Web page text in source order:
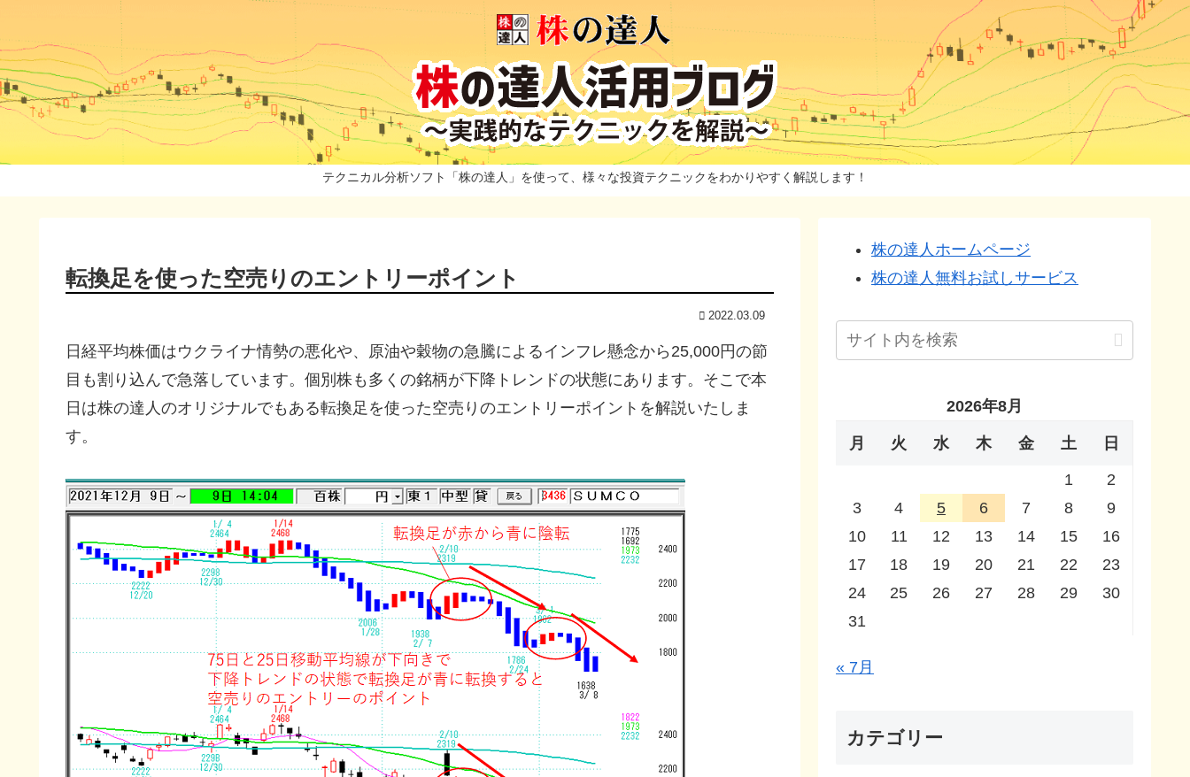
テクニカル分析ソフト「株の達人」を使って、様々な投資テクニックをわかりやすく解説します！
転換足を使った空売りのエントリーポイント
2022.03.09
日経平均株価はウクライナ情勢の悪化や、原油や穀物の急騰によるインフレ懸念から25,000円の節
目も割り込んで急落しています。個別株も多くの銘柄が下降トレンドの状態にあります。そこで本
日は株の達人のオリジナルでもある転換足を使った空売りのエントリーポイントを解説いたしま
す。
株の達人ホームページ
株の達人無料お試しサービス
2026年8月
月 火 水 木 金 土 日
1
2
3
4 5 6 7 8
9
10
11 12 13 14 15
16
17
18 19 20 21 22
23
24
25 26 27 28 29
30
31
« 7月
カテゴリー